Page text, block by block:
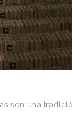
son una